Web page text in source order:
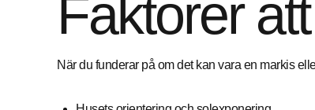
Faktorer
När du funderar på om det kan vara en markis